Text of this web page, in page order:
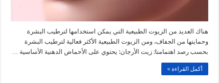
هناك العديد من الزيوت الطبيعية التي يمكن استخدامها لترطيب البشرة
وحمايتها من الجفاف، ومن الزيوت الطبيعية الأكثر فعالية لترطيب البشرة
بحسب رصد اهتمامنا: زيت الأرجان: يحتوي على الأحماض الدهنية الأساسية …
أكمل القراءة »